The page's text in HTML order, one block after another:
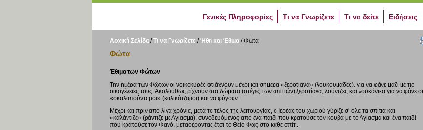
Γενικές Πληροφορίες Τι να Γνωρίζετε Τι να δείτε Ειδήσεις
Αρχική Σελίδα/Τι να Γνωρίζετε /Ήθη και Έθιμα/Φώτα
Φώτα
Έθιμα των Φώτων
Την ημέρα των Φώτων οι νοικοκυρές φτιάχνουν μέχρι και σήμερα «ξεροτίανα» (λουκουμάδες), για να φάνε μαζί με τις
οικογένειες τους. Ακολούθως ρίχνουν στα δώματα (στέγες των σπιτιών) ξεροτίανα, λούντζες και λουκάνικα για να φάνε οι
«σκαλαπούνταροι» (καλικάτζαροι) και να φύγουν.
Μέχρι και πριν από λίγα χρόνια, μετά το τέλος της λειτουργίας, ο Ιερέας του χωριού γύριζε σ’ όλα τα σπίτια και
«καλάντιζε» (ράντιζε με Αγίασμα), συνοδευόμενος από ένα παιδί που κρατούσε τον κουβά με το Αγίασμα και ένα παιδί
που κρατούσε τον Φανό, μεταφέροντας έτσι το Θείο Φως στο κάθε σπίτι.